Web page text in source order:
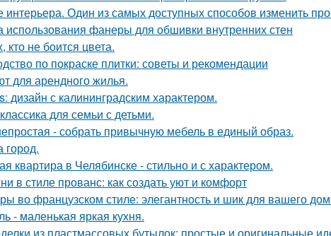
Один из самых доступных способов изменить
фанеры для обшивки внутренних стен
кто не боится цвета.
по покраске плитки: советы и рекомендации
для арендного жилья.
дизайн с калининградским характером.
для семьи с детьми.
- собрать привычную мебель в единый образ.
город.
квартира в Челябинске - стильно и с характером.
в стиле прованс: как создать уют и комфорт
во французском стиле: элегантность и шик для вашего
- маленькая яркая кухня.